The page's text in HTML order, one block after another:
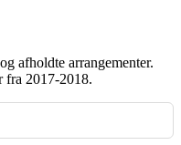
afholdte arrangementer.
fra 2017-2018.